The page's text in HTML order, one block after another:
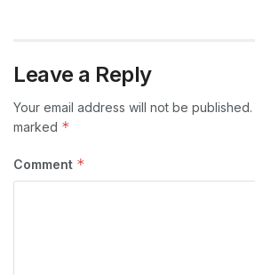
Leave a Reply
Your email address will not be published.
marked *
Comment *